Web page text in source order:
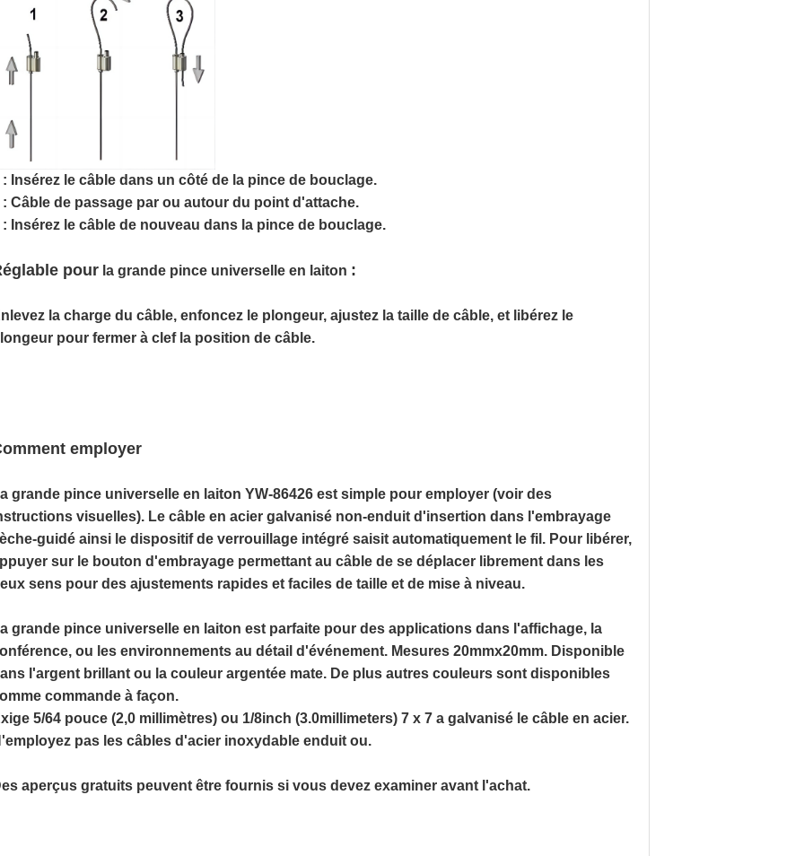
: Insérez le câble dans un côté de la pince de bouclage.
: Câble de passage par ou autour du point d'attache.
: Insérez le câble de nouveau dans la pince de bouclage.
pour la grande pince universelle en laiton :
la charge du câble, enfoncez le plongeur, ajustez la taille de câble, et libérez le
pour fermer à clef la position de câble.
employer
grande pince universelle en laiton YW-86426 est simple pour employer (voir des
visuelles). Le câble en acier galvanisé non-enduit d'insertion dans l'embrayage
guidé ainsi le dispositif de verrouillage intégré saisit automatiquement le fil. Pour libérer,
sur le bouton d'embrayage permettant au câble de se déplacer librement dans les
sens pour des ajustements rapides et faciles de taille et de mise à niveau.
grande pince universelle en laiton est parfaite pour des applications dans l'affichage, la
ou les environnements au détail d'événement. Mesures 20mmx20mm. Disponible
l'argent brillant ou la couleur argentée mate. De plus autres couleurs sont disponibles
commande à façon.
5/64 pouce (2,0 millimètres) ou 1/8inch (3.0millimeters) 7 x 7 a galvanisé le câble en acier.
pas les câbles d'acier inoxydable enduit ou.
aperçus gratuits peuvent être fournis si vous devez examiner avant l'achat.